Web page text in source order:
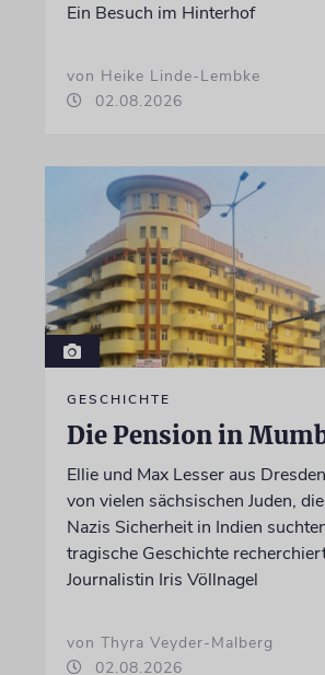
Ein Besuch im Hinterhof
von Heike Linde-Lembke
02.08.2026
GESCHICHTE
Die Pension in
Ellie und Max Lesser aus
von vielen sächsischen Juden,
Nazis Sicherheit in Indien
tragische Geschichte
Journalistin Iris Völlnagel
von Thyra Veyder-Malberg
02.08.2026